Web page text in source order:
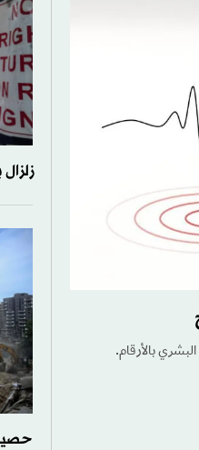
بالأرقام.
زلزال بقوة 6.3